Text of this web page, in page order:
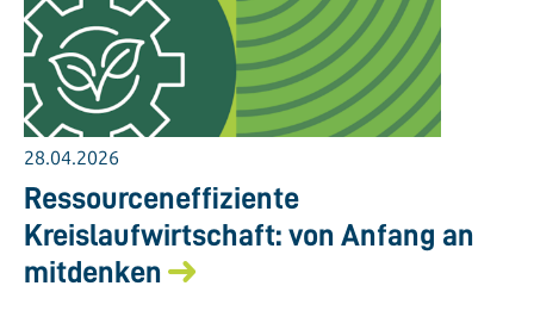
28.04.2026
Ressourceneffiziente
Kreislaufwirtschaft: von Anfang an
mitdenken